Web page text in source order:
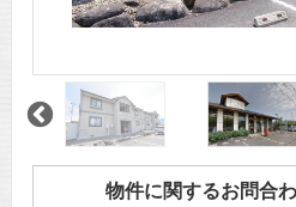
物件に関するお問合